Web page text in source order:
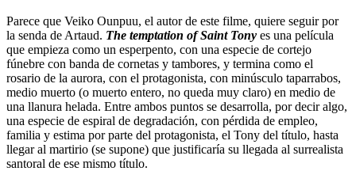
Parece que Veiko Ounpuu, el autor de este filme, quiere seguir por
la senda de Artaud. The temptation of Saint Tony es una película
que empieza como un esperpento, con una especie de cortejo
fúnebre con banda de cornetas y tambores, y termina como el
rosario de la aurora, con el protagonista, con minúsculo taparrabos,
medio muerto (o muerto entero, no queda muy claro) en medio de
una llanura helada. Entre ambos puntos se desarrolla, por decir algo,
una especie de espiral de degradación, con pérdida de empleo,
familia y estima por parte del protagonista, el Tony del título, hasta
llegar al martirio (se supone) que justificaría su llegada al surrealista
santoral de ese mismo título.